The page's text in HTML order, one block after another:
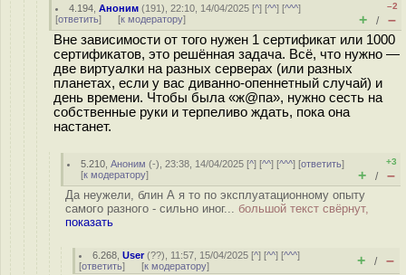
4.194 ,Аноним (191), 22:10, 14/04/2025 [^] [^^] [^^^]
[ответить] [к модератору]
–2
+ / –
Вне зависимости от того нужен 1 сертификат или 1000
сертификатов, это решённая задача. Всё, что нужно —
две виртуалки на разных серверах (или разных
планетах, если у вас диванно-опеннетный случай) и
день времени. Чтобы была «ж@па», нужно сесть на
собственные руки и терпеливо ждать, пока она
настанет.
5.210 ,Аноним (-), 23:38, 14/04/2025 [^] [^^] [^^^] [ответить]
[к модератору]
+3
+ / –
Да неужели, блин А я то по эксплуатационному опыту
самого разного - сильно иног... большой текст свёрнут,
показать
6.268 ,User(??), 11:57, 15/04/2025 [^] [^^] [^^^]
[ответить] [к модератору] + / –